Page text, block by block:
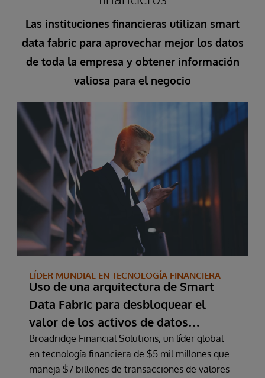
Las instituciones financieras utilizan smart
data fabric para aprovechar mejor los datos
de toda la empresa y obtener información
valiosa para el negocio
LÍDER MUNDIAL EN TECNOLOGÍA FINANCIERA
Uso de una arquitectura de Smart
Data Fabric para desbloquear el
valor de los activos de datos
distribuidos
Broadridge Financial Solutions, un líder global
en tecnología financiera de $5 mil millones que
maneja $7 billones de transacciones de valores